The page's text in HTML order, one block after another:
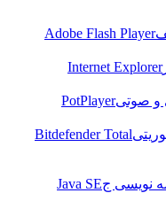
Adobe Flash Player
Internet Explorer
و صوتیPotPlayer
Bitdefender Total
نویسی جJava SE